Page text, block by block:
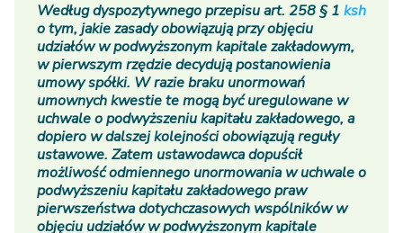
Według dyspozytywnego przepisu art. 258 § 1 ksh
o tym, jakie zasady obowiązują przy objęciu
udziałów w podwyższonym kapitale zakładowym,
w pierwszym rzędzie decydują postanowienia
umowy spółki. W razie braku unormowań
umownych kwestie te mogą być uregulowane w
uchwale o podwyższeniu kapitału zakładowego, a
dopiero w dalszej kolejności obowiązują reguły
ustawowe. Zatem ustawodawca dopuścił
możliwość odmiennego unormowania w uchwale o
podwyższeniu kapitału zakładowego praw
pierwszeństwa dotychczasowych wspólników w
objęciu udziałów w podwyższonym kapitale